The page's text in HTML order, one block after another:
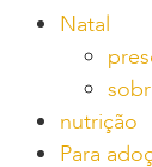
Natal
nutrição
Para